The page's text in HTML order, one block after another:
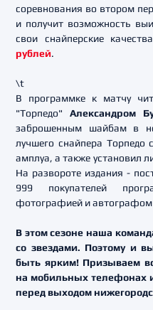
соревнования во втором
и получит возможность
свои снайперские
рублей.
\t
В программке к матчу
"Торпедо" Александром
заброшенным шайбам в
лучшего снайпера Торпедо
амплуа, а также установил
На развороте издания -
999 покупателей
фотографией и автографом
В этом сезоне наша
со звездами. Поэтому и
быть ярким! Призываем
на мобильных телефонах
перед выходом